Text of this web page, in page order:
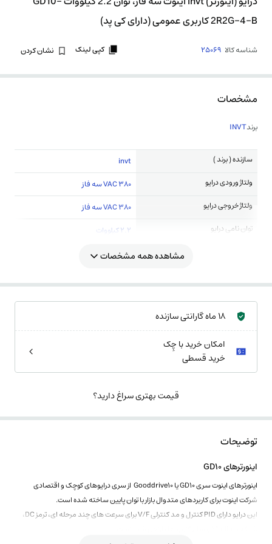
2R2G-4-B کاربری عمومی (دارای کی پد)
شناسه کالا 25069 کپی لینک نشان کردن
مشخصات
برندINVT
سازنده ( برند )
invt
ولتاژ ورودی درایو
380 VAC سه فاز
ولتاژ خروجی درایو
380 VAC سه فاز
توان نامی درایو
2.2 کیلووات
مشاهده همه مشخصات
18 ماه گارانتی سازنده
امکان خرید با چِک
خرید قسطی
قیمت بهتری سراغ دارید؟
توضیحات
اینورترهای GD10
اینورترهای اینوت سری GD10 یا Gooddrive10 از سری درایوهای کوچک و اقتصادی
شرکت اینوت برای کاربردهای متدوال بازار با توان پایین ساخته شده است.
این درایو دارای PID کنترل و مد کنترلی V/F برای سرعت های چند مرحله ای، ترمز DC،